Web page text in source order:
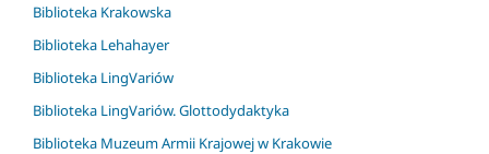
Biblioteka Krakowska
Biblioteka Lehahayer
Biblioteka LingVariów
Biblioteka LingVariów. Glottodydaktyka
Biblioteka Muzeum Armii Krajowej w Krakowie